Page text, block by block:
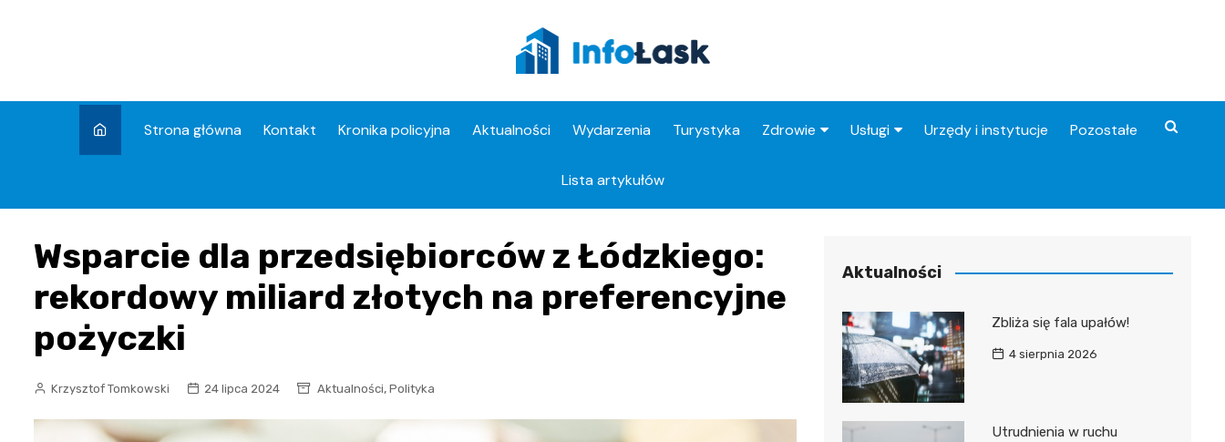
Strona główna Kontakt Kronika policyjna Aktualności Wydarzenia Turystyka Zdrowie Usługi Urzędy i instytucje Pozostałe
Lista artykułów
Wsparcie dla przedsiębiorców z Łódzkiego:
rekordowy miliard złotych na preferencyjne
pożyczki
Krzysztof Tomkowski 24 lipca 2024 Aktualności, Polityka
Aktualności
Zbliża się fala upałów!
4 sierpnia 2026
Utrudnienia w ruchu